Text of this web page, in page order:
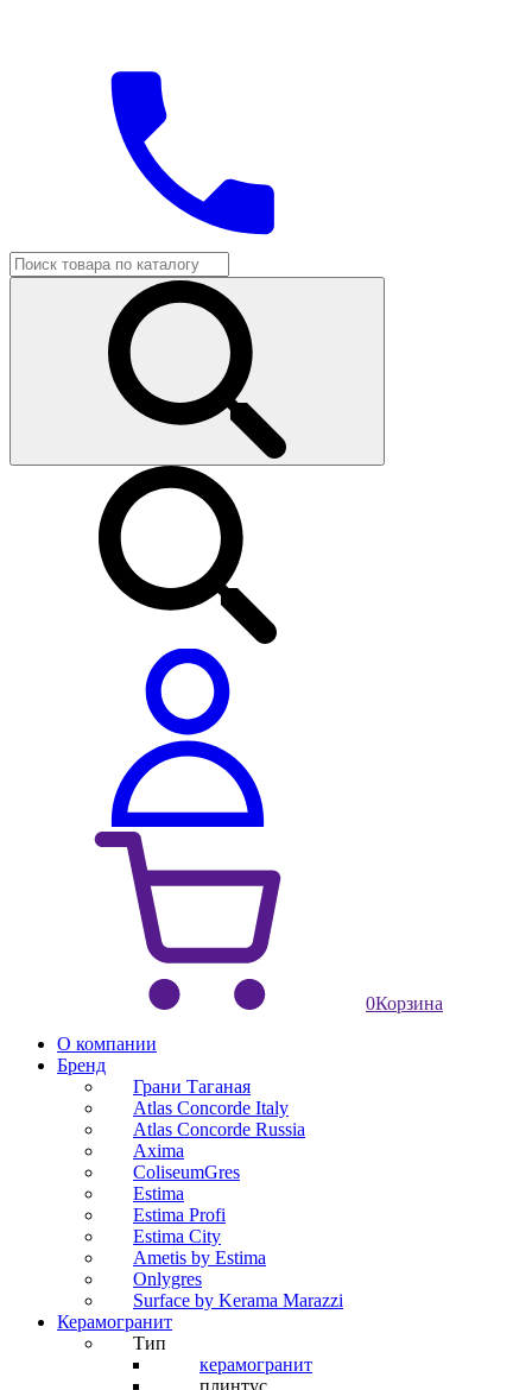
0Корзина
О компании
Бренд
Грани Таганая
Atlas Concorde Italy
Atlas Concorde Russia
Axima
ColiseumGres
Estima
Estima Profi
Estima City
Ametis by Estima
Onlygres
Surface by Kerama Marazzi
Керамогранит
Тип
керамогранит
плинтус